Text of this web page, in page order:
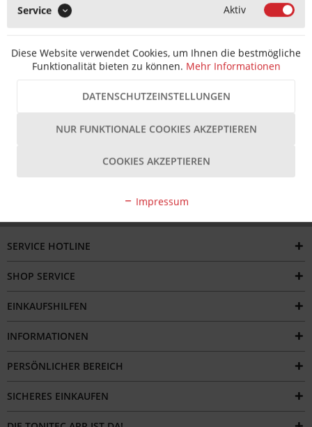
MERKEN
Hersteller Artikel-Nr.:
1423209 Hersteller: HUECK HARTMANN
SERVICE HOTLINE
SHOP SERVICE
EINKAUFSHILFEN
INFORMATIONEN
PERSÖNLICHER BEREICH
SICHERES EINKAUFEN
Service Aktiv
Diese Website verwendet Cookies, um Ihnen die bestmögliche
Funktionalität bieten zu können. Mehr Informationen
DATENSCHUTZEINSTELLUNGEN
NUR FUNKTIONALE COOKIES AKZEPTIEREN
COOKIES AKZEPTIEREN
Impressum